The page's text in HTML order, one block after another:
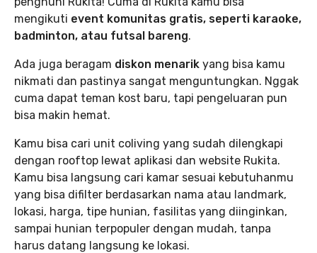
mengikuti event komunitas gratis, seperti karaoke,
badminton, atau futsal bareng.
Ada juga beragam diskon menarik yang bisa kamu
nikmati dan pastinya sangat menguntungkan. Nggak
cuma dapat teman kost baru, tapi pengeluaran pun
bisa makin hemat.
Kamu bisa cari unit coliving yang sudah dilengkapi
dengan rooftop lewat aplikasi dan website Rukita.
Kamu bisa langsung cari kamar sesuai kebutuhanmu
yang bisa difilter berdasarkan nama atau landmark,
lokasi, harga, tipe hunian, fasilitas yang diinginkan,
sampai hunian terpopuler dengan mudah, tanpa
harus datang langsung ke lokasi.